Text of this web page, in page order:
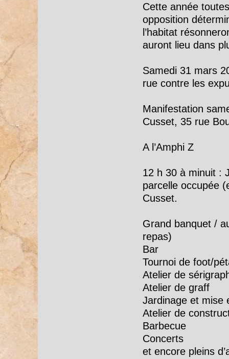
Cette année
opposition
l’habitat
auront lieu dans
Samedi 31 mars
rue contre les
Manifestation
Cusset, 35 rue
A l’Amphi Z
12 h 30 à minuit :
parcelle occupée
Cusset.
Grand banquet /
repas)
Bar
Tournoi de foot/
Atelier de
Atelier de graff
Jardinage et mise
Atelier de
Barbecue
Concerts
et encore pleins